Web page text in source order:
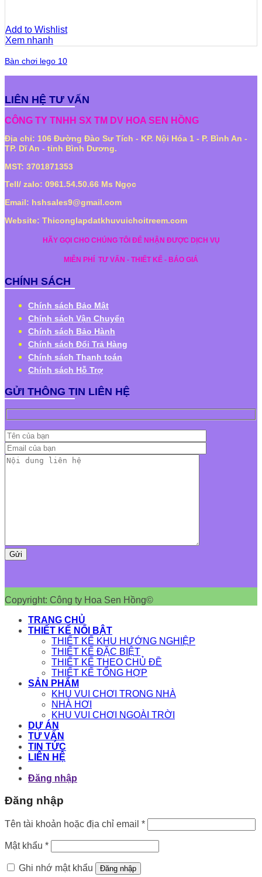
Add to Wishlist
Xem nhanh
Bàn chơi lego 10
LIÊN HỆ TƯ VẤN
CÔNG TY TNHH SX TM DV HOA SEN HỒNG
Địa chỉ: 106 Đường Đào Sư Tích - KP. Nội Hóa 1 - P. Bình An -
TP. Dĩ An - tỉnh Bình Dương.
MST: 3701871353
Tell/ zalo: 0961.54.50.66 Ms Ngọc
Email: hshsales9@gmail.com
Website: Thiconglapdatkhuvuichoitreem.com
HÃY GỌI CHO CHÚNG TÔI ĐỂ NHẬN ĐƯỢC DỊCH VỤ
MIỄN PHÍ TƯ VẤN - THIẾT KẾ - BÁO GIÁ
CHÍNH SÁCH
Chính sách Bảo Mật
Chính sách Vận Chuyển
Chính sách Bảo Hành
Chính sách Đổi Trả Hàng
Chính sách Thanh toán
Chính sách Hỗ Trợ
GỬI THÔNG TIN LIÊN HỆ
Copyright: Công ty Hoa Sen Hồng©
TRANG CHỦ
THIẾT KẾ NỔI BẬT
THIẾT KẾ KHU HƯỚNG NGHIỆP
THIẾT KẾ ĐẶC BIỆT
THIẾT KẾ THEO CHỦ ĐỀ
THIẾT KẾ TỔNG HỢP
SẢN PHẨM
KHU VUI CHƠI TRONG NHÀ
NHÀ HƠI
KHU VUI CHƠI NGOÀI TRỜI
DỰ ÁN
TƯ VẤN
TIN TỨC
LIÊN HỆ
Đăng nhập
Đăng nhập
Tên tài khoản hoặc địa chỉ email *Bắt
buộc
Mật khẩu *Bắt
buộc
Ghi nhớ mật khẩu
Đăng nhập